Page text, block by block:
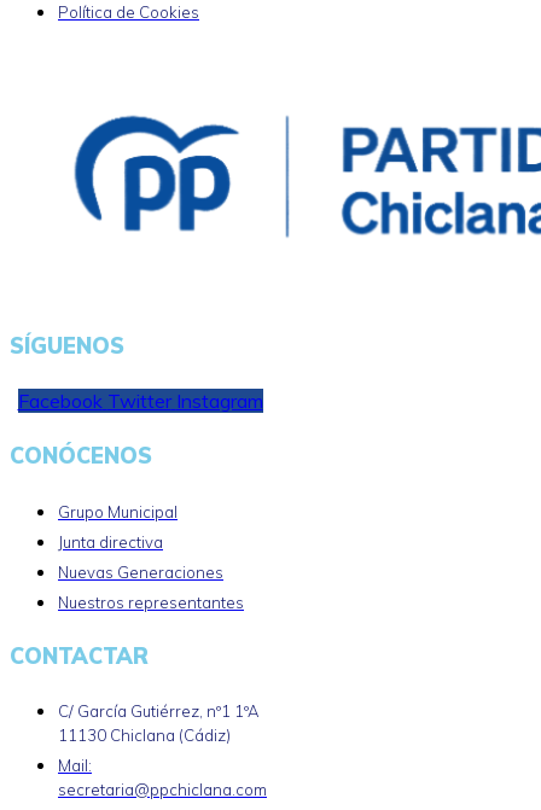
Política de Cookies
SÍGUENOS
Facebook Twitter Instagram
CONÓCENOS
Grupo Municipal
Junta directiva
Nuevas Generaciones
Nuestros representantes
CONTACTAR
C/ García Gutiérrez, nº1 1ºA
11130 Chiclana (Cádiz)
Mail:
secretaria@ppchiclana.com